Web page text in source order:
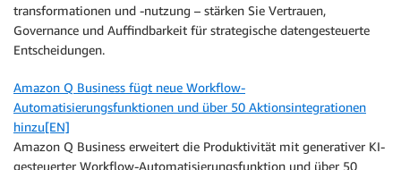
transformationen und -nutzung – stärken Sie Vertrauen,
Governance und Auffindbarkeit für strategische datengesteuerte
Entscheidungen.
Amazon Q Business fügt neue Workflow-
Automatisierungsfunktionen und über 50 Aktionsintegrationen
hinzu[EN]
Amazon Q Business erweitert die Produktivität mit generativer KI-
gesteuerter Workflow-Automatisierungsfunktion und über 50